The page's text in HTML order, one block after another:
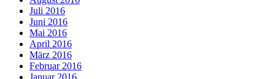
Juli 2016
Juni 2016
Mai 2016
April 2016
März 2016
Februar 2016
Januar 2016